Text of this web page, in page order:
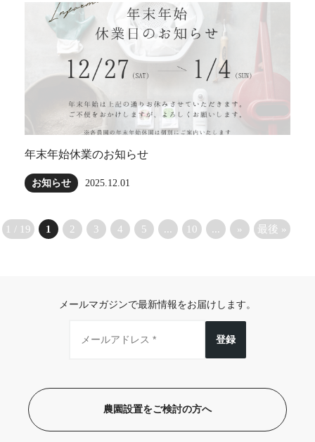
年末年始休業のお知らせ
お知らせ 2025.12.01
1 / 19 1 2 3 4 5 ... 10 ... » 最後 »
メールマガジンで最新情報をお届けします。
登録
農園設置をご検討の方へ